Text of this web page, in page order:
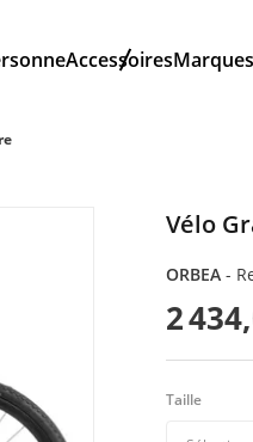
AccessoiresMarques
Vélo
ORBEA -
2
Taille